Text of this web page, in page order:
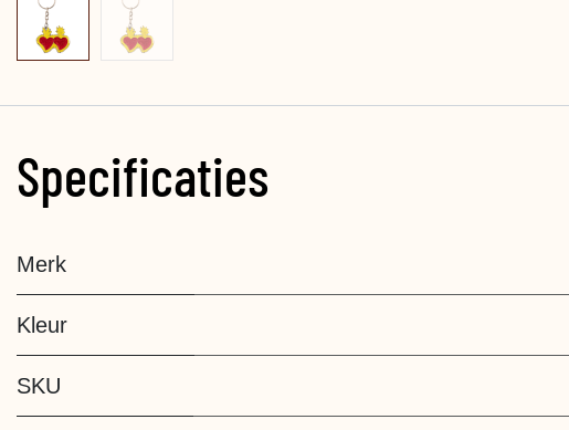
Specificaties
Merk
Kleur
SKU